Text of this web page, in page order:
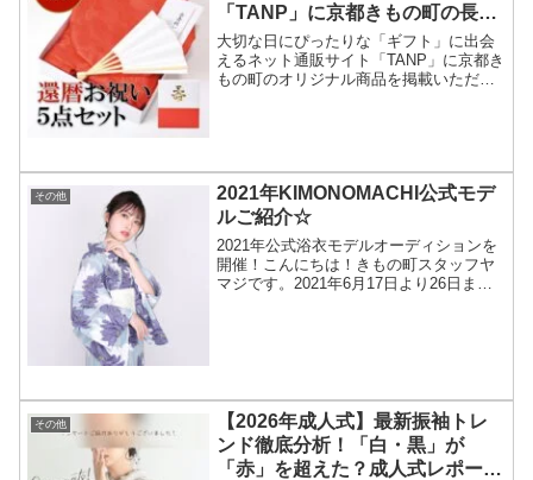
「TANP」に京都きもの町の長寿
祝いセットを掲載いただきまし
た。
大切な日にぴったりな「ギフト」に出会
えるネット通販サイト「TANP」に京都き
もの町のオリジナル商品を掲載いただき
その他
2021年KIMONOMACHI公式モデ
ルご紹介☆
2021年公式浴衣モデルオーディションを
開催！こんにちは！きもの町スタッフヤ
マジです。2021年6月17日より26日ま
その他
【2026年成人式】最新振袖トレ
ンド徹底分析！「白・黒」が
「赤」を超えた？成人式レポート